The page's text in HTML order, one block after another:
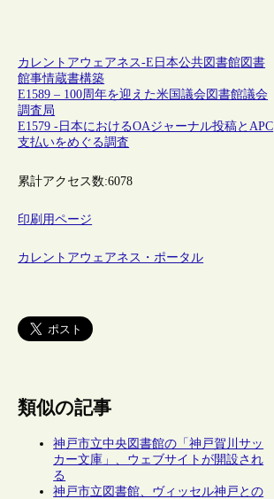
カレントアウェアネス-E 日本公共図書館図書
館事情蔵書構築
E1589 – 100周年を迎えた米国議会図書館議会
調査局
E1579 -日本におけるOAジャーナル投稿とAPC
支払いをめぐる調査
累計アクセス数:6078
印刷用ページ
カレントアウェアネス・ポータル
類似の記事
神戸市立中央図書館の「神戸賀川サッ
カー文庫」、ウェブサイトが開設され
る
神戸市立図書館、ヴィッセル神戸との